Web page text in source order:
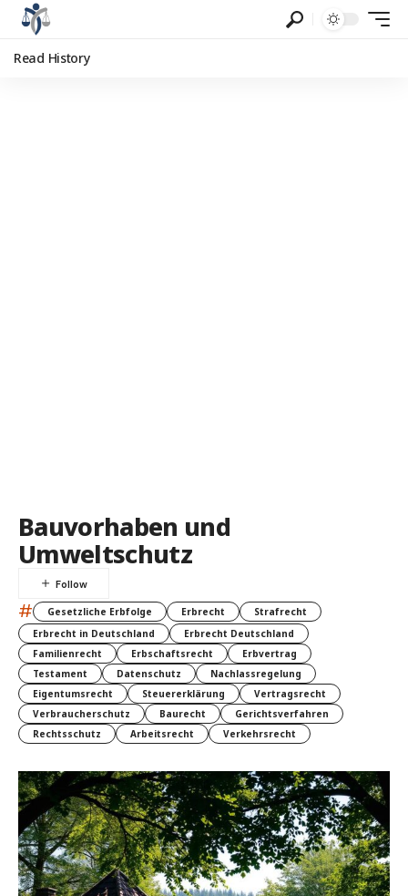
Read History
Bauvorhaben und
Umweltschutz
# Gesetzliche Erbfolge Erbrecht
Strafrecht
Erbrecht in Deutschland
Erbrecht Deutschland
Familienrecht
Erbschaftsrecht
Erbvertrag
Testament
Datenschutz
Nachlassregelung
Eigentumsrecht
Steuererklärung
Vertragsrecht
Verbraucherschutz
Baurecht
Gerichtsverfahren
Rechtsschutz
Arbeitsrecht Verkehrsrecht